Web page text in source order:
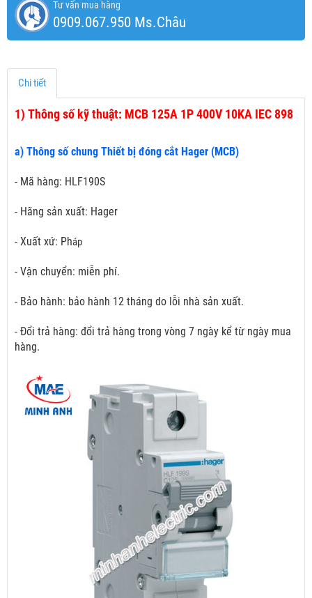
Tư vấn mua hàng
0909.067.950 Ms.Châu
Chi tiết
1) Thông số kỹ thuật: MCB 125A 1P 400V 10KA IEC 898
a) Thông số chung Thiết bị đóng cắt Hager (MCB)
- Mã hàng: HLF190S
- Hãng sản xuất: Hager
- Xuất xứ: Pháp
- Vận chuyển: miễn phí.
- Bảo hành: bảo hành 12 tháng do lỗi nhà sản xuất.
- Đổi trả hàng: đổi trả hàng trong vòng 7 ngày kể từ ngày mua
hàng.